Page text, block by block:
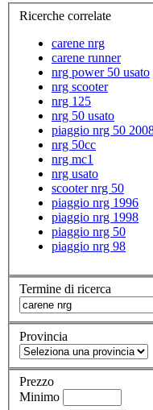
Ricerche correlate
carene nrg
carene runner
nrg power 50 usato
nrg scooter
nrg 125
nrg 50 usato
piaggio nrg 50
nrg 50cc
nrg mc1
nrg usato
scooter nrg 50
piaggio nrg 1996
piaggio nrg 1998
piaggio nrg 50
piaggio nrg 98
Termine di ricerca
Provincia
Prezzo
Minimo